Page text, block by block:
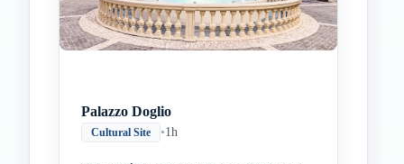
Palazzo Doglio
Cultural Site •1h